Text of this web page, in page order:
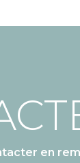
en